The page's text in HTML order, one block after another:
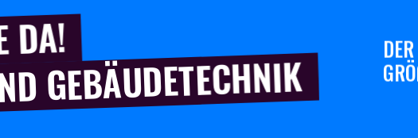
DA!
GEBÄUDETECHNIK